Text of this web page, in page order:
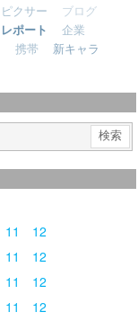
ピクサー
ブログ
レポート
企業
携帯
新キャラ
11
12
11
12
11
12
11
12